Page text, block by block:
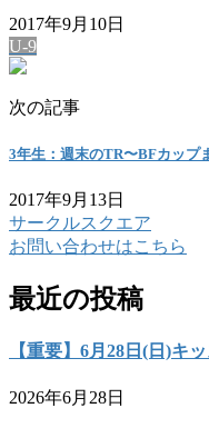
2017年9月10日
U-9
次の記事
3年生：週末のTR〜BFカップ
2017年9月13日
サークルスクエア
お問い合わせはこちら
最近の投稿
【重要】6月28日(日)キ
2026年6月28日